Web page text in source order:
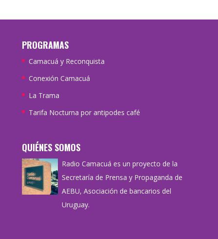
PROGRAMAS
Camacuá y Reconquista
Conexión Camacuá
La Trama
Tarifa Nocturna por antipodes café
QUIÉNES SOMOS
Radio Camacuá es un proyecto de la
Secretaría de Prensa y Propaganda de
AEBU, Asociación de bancarios del
Uruguay.